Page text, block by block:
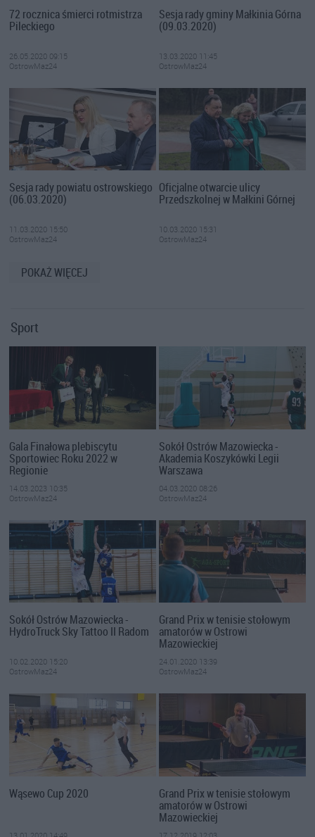
72 rocznica śmierci rotmistrza
Pileckiego
26.05.2020 09:15
OstrowMaz24
Sesja rady gminy Małkinia Górna
(09.03.2020)
13.03.2020 11:45
OstrowMaz24
Sesja rady powiatu ostrowskiego
(06.03.2020)
11.03.2020 15:50
OstrowMaz24
Oficjalne otwarcie ulicy
Przedszkolnej w Małkini Górnej
10.03.2020 15:31
OstrowMaz24
POKAŻ WIĘCEJ
Sport
Gala Finałowa plebiscytu
Sportowiec Roku 2022 w
Regionie
14.03.2023 10:35
OstrowMaz24
Sokół Ostrów Mazowiecka -
Akademia Koszykówki Legii
Warszawa
04.03.2020 08:26
OstrowMaz24
Sokół Ostrów Mazowiecka -
HydroTruck Sky Tattoo II Radom
10.02.2020 15:20
OstrowMaz24
Grand Prix w tenisie stołowym
amatorów w Ostrowi
Mazowieckiej
24.01.2020 13:39
OstrowMaz24
Wąsewo Cup 2020 Grand Prix w tenisie stołowym
amatorów w Ostrowi
Mazowieckiej